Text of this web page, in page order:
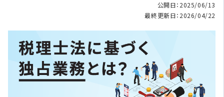
公開日：2025/06/13
最終更新日：2026/04/22